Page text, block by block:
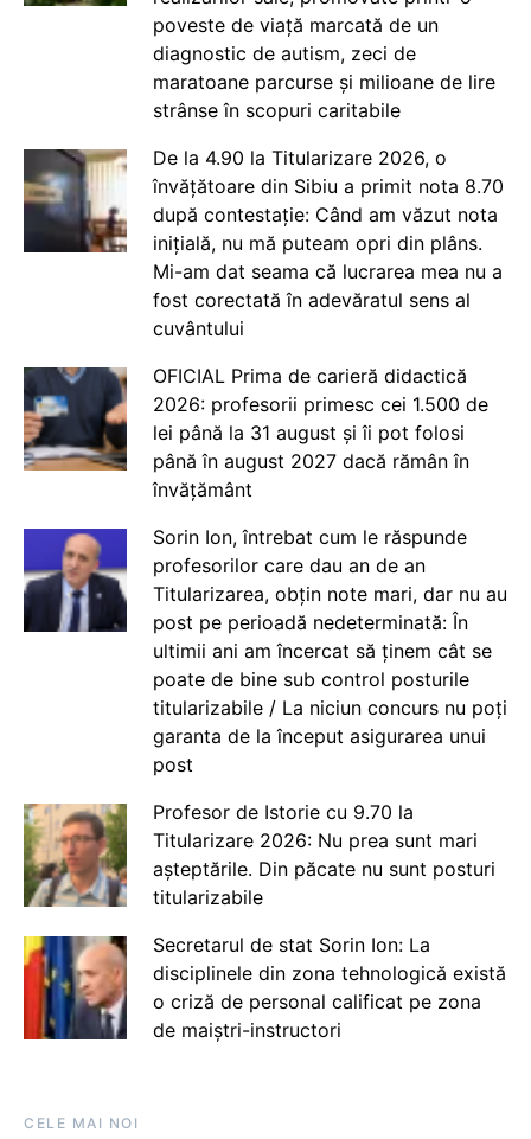
poveste de viață marcată de un
diagnostic de autism, zeci de
maratoane parcurse și milioane de lire
strânse în scopuri caritabile
De la 4.90 la Titularizare 2026, o
învățătoare din Sibiu a primit nota 8.70
după contestație: Când am văzut nota
inițială, nu mă puteam opri din plâns.
Mi-am dat seama că lucrarea mea nu a
fost corectată în adevăratul sens al
cuvântului
OFICIAL Prima de carieră didactică
2026: profesorii primesc cei 1.500 de
lei până la 31 august și îi pot folosi
până în august 2027 dacă rămân în
învățământ
Sorin Ion, întrebat cum le răspunde
profesorilor care dau an de an
Titularizarea, obțin note mari, dar nu au
post pe perioadă nedeterminată: În
ultimii ani am încercat să ținem cât se
poate de bine sub control posturile
titularizabile / La niciun concurs nu poți
garanta de la început asigurarea unui
post
Profesor de Istorie cu 9.70 la
Titularizare 2026: Nu prea sunt mari
așteptările. Din păcate nu sunt posturi
titularizabile
Secretarul de stat Sorin Ion: La
disciplinele din zona tehnologică există
o criză de personal calificat pe zona
de maiștri-instructori
CELE MAI NOI